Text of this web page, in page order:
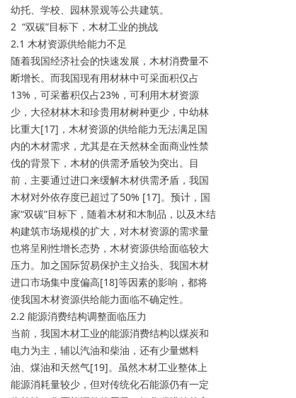
幼托、学校、园林景观等公共建筑。
2 “双碳”目标下，木材工业的挑战
2.1 木材资源供给能力不足
随着我国经济社会的快速发展，木材消费量不
断增长。而我国现有用材林中可采面积仅占
13%，可采蓄积仅占23%，可利用木材资源
少，大径材林木和珍贵用材树种更少，中幼林
比重大[17]，木材资源的供给能力无法满足国
内的木材需求，尤其是在天然林全面商业性禁
伐的背景下，木材的供需矛盾较为突出。目
前，主要通过进口来缓解木材供需矛盾，我国
木材对外依存度已超过了50% [17]。预计，国
家“双碳”目标下，随着木材和木制品，以及木结
构建筑市场规模的扩大，对木材资源的需求量
也将呈刚性增长态势，木材资源供给面临较大
压力。加之国际贸易保护主义抬头、我国木材
进口市场集中度偏高[18]等因素的影响，都将
使我国木材资源供给能力面临不确定性。
2.2 能源消费结构调整面临压力
当前，我国木材工业的能源消费结构以煤炭和
电力为主，辅以汽油和柴油，还有少量燃料
油、煤油和天然气[19]。虽然木材工业整体上
能源消耗量较少，但对传统化石能源仍有一定